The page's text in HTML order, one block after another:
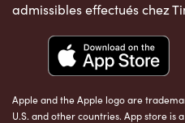
admissibles effectués chez
Apple and the Apple logo are
U.S. and other countries. App store is